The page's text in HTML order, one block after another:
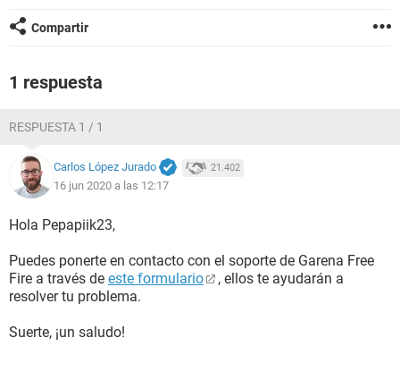
Compartir
1 respuesta
RESPUESTA 1 / 1
Carlos López Jurado 21.402
16 jun 2020 a las 12:17
Hola Pepapiik23,
Puedes ponerte en contacto con el soporte de Garena Free
Fire a través de este formulario
, ellos te ayudarán a
resolver tu problema.
Suerte, ¡un saludo!